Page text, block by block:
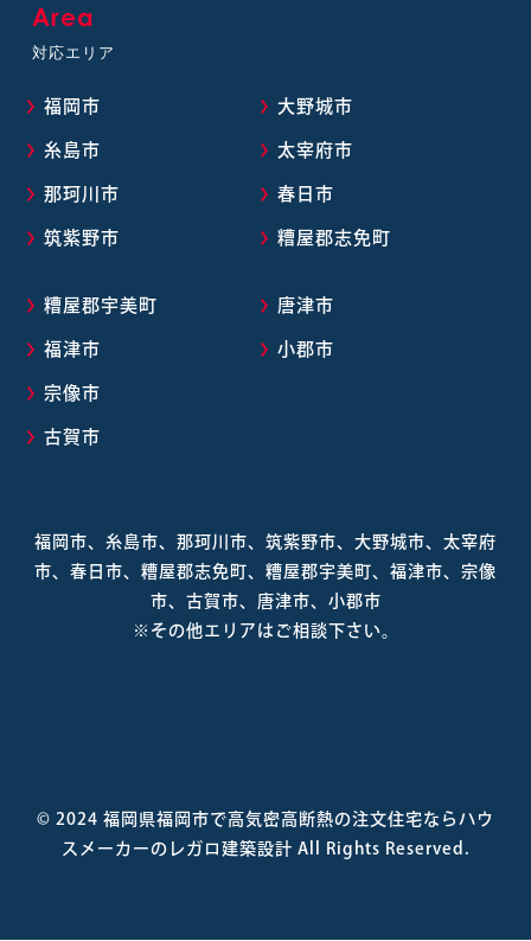
Area
対応エリア
福岡市
糸島市
那珂川市
筑紫野市
大野城市
太宰府市
春日市
糟屋郡志免町
糟屋郡宇美町
福津市
宗像市
古賀市
唐津市
小郡市
福岡市、糸島市、那珂川市、筑紫野市、大野城市、太宰府
市、春日市、糟屋郡志免町、糟屋郡宇美町、福津市、宗像
市、古賀市、唐津市、小郡市
※その他エリアはご相談下さい。
© 2024 福岡県福岡市で高気密高断熱の注文住宅ならハウ
スメーカーのレガロ建築設計 All Rights Reserved.